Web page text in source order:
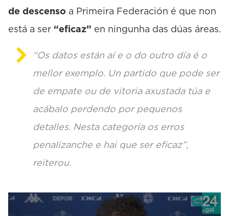
de descenso a Primeira Federación é que non
está a ser “eficaz” en ningunha das dúas áreas.
“Os datos están aí e o do outro día é o
mellor exemplo. Un partido que pode ser
de empate ou de vitoria axustada túa e
acábalo perdendo por pequenos
detalles. Nesta categoría os erros
penalízanche e hai que ser eficaz”,
reiterou.